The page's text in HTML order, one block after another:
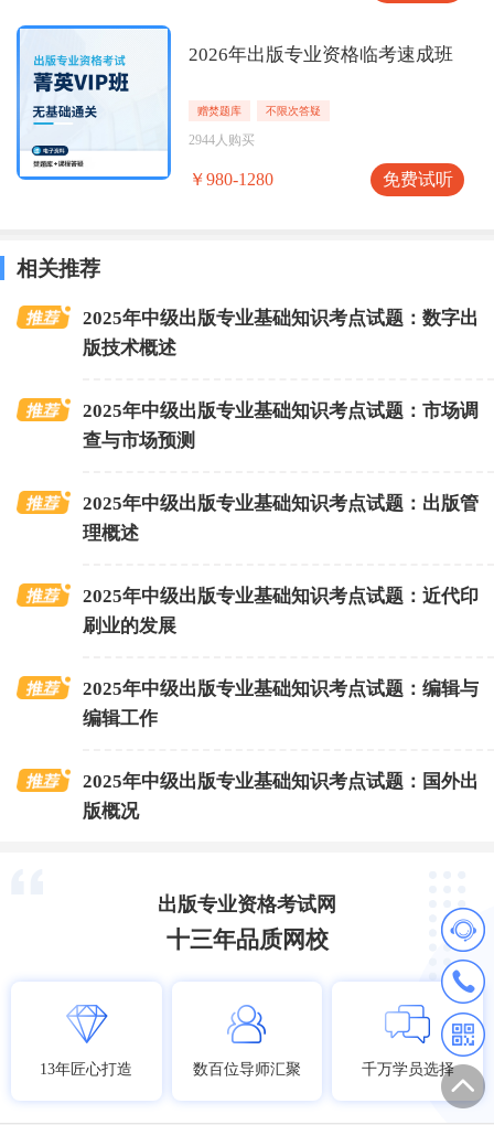
2026年出版专业资格临考速成班
赠焚题库 不限次答疑
2944人购买
￥980-1280 免费试听
相关推荐
2025年中级出版专业基础知识考点试题：数字出
版技术概述
2025年中级出版专业基础知识考点试题：市场调
查与市场预测
2025年中级出版专业基础知识考点试题：出版管
理概述
2025年中级出版专业基础知识考点试题：近代印
刷业的发展
2025年中级出版专业基础知识考点试题：编辑与
编辑工作
2025年中级出版专业基础知识考点试题：国外出
版概况
出版专业资格考试网
十三年品质网校
13年匠心打造 数百位导师汇聚 千万学员选择